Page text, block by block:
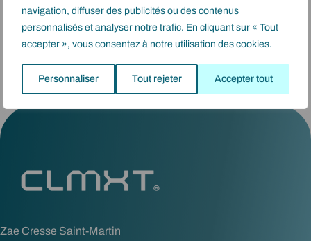
navigation, diffuser des publicités ou des contenus
personnalisés et analyser notre trafic. En cliquant sur « Tout
accepter », vous consentez à notre utilisation des cookies.
Personnaliser Tout rejeter Accepter tout
Actualité (1)
Εύρος διαδικασιών(11)
Zae Cresse Saint-Martin